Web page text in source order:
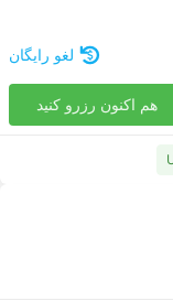
لغو رایگان
هم اکنون رزرو کنید